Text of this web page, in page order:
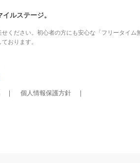
ルステージ。
ください。初心者の方にも安心な「フリータイ
おります。
個人情報保護方針